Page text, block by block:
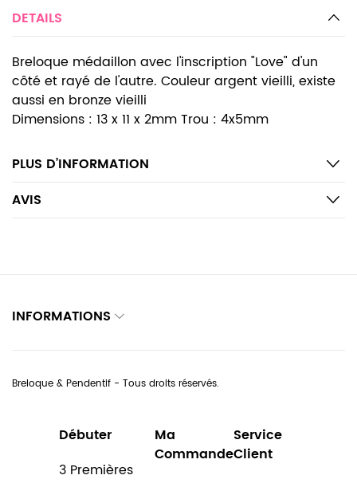
DETAILS
Breloque médaillon avec l'inscription "Love" d'un
côté et rayé de l'autre. Couleur argent vieilli, existe
aussi en bronze vieilli
Dimensions : 13 x 11 x 2mm Trou : 4x5mm
PLUS D’INFORMATION
AVIS
INFORMATIONS
Breloque & Pendentif - Tous droits réservés.
Débuter
3 Premières
Ma
Commande
Service
Client